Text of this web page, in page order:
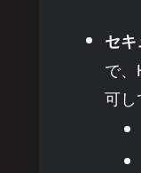
セ
で
可し